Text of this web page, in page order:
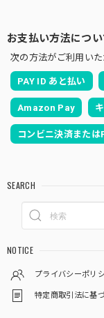
お支払い方法につい
次の方法がご利用いた
PAY ID あと払い
Amazon Pay
コンビニ決済また
SEARCH
NOTICE
プライバシーポリ
特定商取引法に基